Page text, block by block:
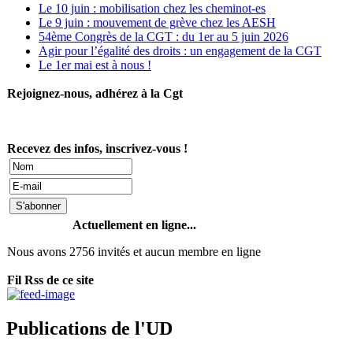
Le 10 juin : mobilisation chez les cheminot-es
Le 9 juin : mouvement de grève chez les AESH
54ème Congrès de la CGT : du 1er au 5 juin 2026
Agir pour l’égalité des droits : un engagement de la CGT
Le 1er mai est à nous !
Rejoignez-nous, adhérez à la Cgt
Recevez des infos, inscrivez-vous !
Actuellement en ligne...
Nous avons 2756 invités et aucun membre en ligne
Fil Rss de ce site
Publications de l'UD